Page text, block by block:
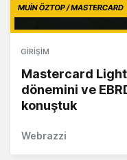
GIRIŞIM
Mastercard
dönemini ve
konuştuk
Webrazzi